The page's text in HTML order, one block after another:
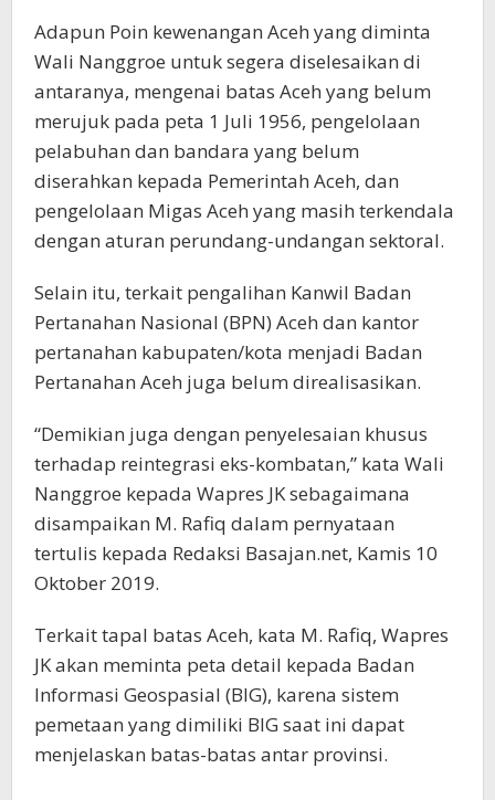
Adapun Poin kewenangan Aceh yang diminta
Wali Nanggroe untuk segera diselesaikan di
antaranya, mengenai batas Aceh yang belum
merujuk pada peta 1 Juli 1956, pengelolaan
pelabuhan dan bandara yang belum
diserahkan kepada Pemerintah Aceh, dan
pengelolaan Migas Aceh yang masih terkendala
dengan aturan perundang-undangan sektoral.
Selain itu, terkait pengalihan Kanwil Badan
Pertanahan Nasional (BPN) Aceh dan kantor
pertanahan kabupaten/kota menjadi Badan
Pertanahan Aceh juga belum direalisasikan.
“Demikian juga dengan penyelesaian khusus
terhadap reintegrasi eks-kombatan,” kata Wali
Nanggroe kepada Wapres JK sebagaimana
disampaikan M. Rafiq dalam pernyataan
tertulis kepada Redaksi Basajan.net, Kamis 10
Oktober 2019.
Terkait tapal batas Aceh, kata M. Rafiq, Wapres
JK akan meminta peta detail kepada Badan
Informasi Geospasial (BIG), karena sistem
pemetaan yang dimiliki BIG saat ini dapat
menjelaskan batas-batas antar provinsi.